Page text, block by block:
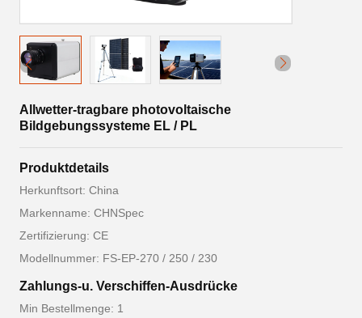
Allwetter-tragbare photovoltaische
Bildgebungssysteme EL / PL
Produktdetails
Herkunftsort: China
Markenname: CHNSpec
Zertifizierung: CE
Modellnummer: FS-EP-270 / 250 / 230
Zahlungs-u. Verschiffen-Ausdrücke
Min Bestellmenge: 1